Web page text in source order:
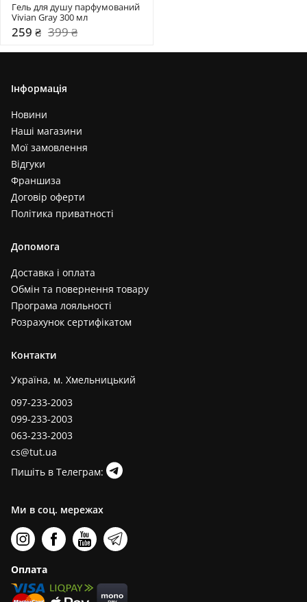
Гель для душу парфумований
Vivian Gray 300 мл
259 ₴ 399 ₴
Інформація
Новини
Наші магазини
Мої замовлення
Відгуки
Франшиза
Договір оферти
Політика приватності
Допомога
Доставка і оплата
Обмін та повернення товару
Програма лояльності
Розрахунок сертифікатом
Контакти
Україна, м. Хмельницький
097-233-2003
099-233-2003
063-233-2003
cs@tut.ua
Пишіть в Телеграм:
Ми в соц. мережах
Оплата